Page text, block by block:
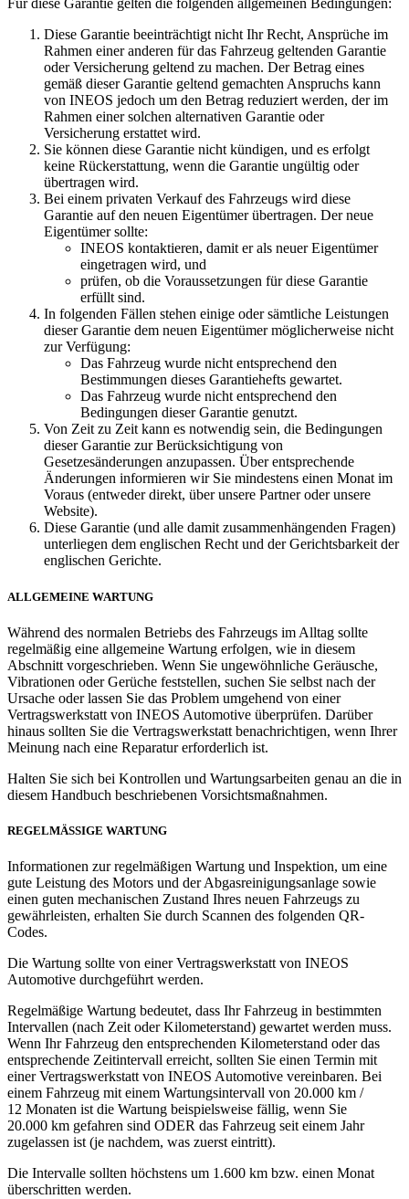
Für diese Garantie gelten die folgenden allgemeinen Bedingungen:
Diese Garantie beeinträchtigt nicht Ihr Recht, Ansprüche im
Rahmen einer anderen für das Fahrzeug geltenden Garantie
oder Versicherung geltend zu machen. Der Betrag eines
gemäß dieser Garantie geltend gemachten Anspruchs kann
von INEOS jedoch um den Betrag reduziert werden, der im
Rahmen einer solchen alternativen Garantie oder
Versicherung erstattet wird.
Sie können diese Garantie nicht kündigen, und es erfolgt
keine Rückerstattung, wenn die Garantie ungültig oder
übertragen wird.
Bei einem privaten Verkauf des Fahrzeugs wird diese
Garantie auf den neuen Eigentümer übertragen. Der neue
Eigentümer sollte:
INEOS kontaktieren, damit er als neuer Eigentümer
eingetragen wird, und
prüfen, ob die Voraussetzungen für diese Garantie
erfüllt sind.
In folgenden Fällen stehen einige oder sämtliche Leistungen
dieser Garantie dem neuen Eigentümer möglicherweise nicht
zur Verfügung:
Das Fahrzeug wurde nicht entsprechend den
Bestimmungen dieses Garantiehefts gewartet.
Das Fahrzeug wurde nicht entsprechend den
Bedingungen dieser Garantie genutzt.
Von Zeit zu Zeit kann es notwendig sein, die Bedingungen
dieser Garantie zur Berücksichtigung von
Gesetzesänderungen anzupassen. Über entsprechende
Änderungen informieren wir Sie mindestens einen Monat im
Voraus (entweder direkt, über unsere Partner oder unsere
Website).
Diese Garantie (und alle damit zusammenhängenden Fragen)
unterliegen dem englischen Recht und der Gerichtsbarkeit der
englischen Gerichte.
ALLGEMEINE WARTUNG
Während des normalen Betriebs des Fahrzeugs im Alltag sollte
regelmäßig eine allgemeine Wartung erfolgen, wie in diesem
Abschnitt vorgeschrieben. Wenn Sie ungewöhnliche Geräusche,
Vibrationen oder Gerüche feststellen, suchen Sie selbst nach der
Ursache oder lassen Sie das Problem umgehend von einer
Vertragswerkstatt von INEOS Automotive überprüfen. Darüber
hinaus sollten Sie die Vertragswerkstatt benachrichtigen, wenn Ihrer
Meinung nach eine Reparatur erforderlich ist.
Halten Sie sich bei Kontrollen und Wartungsarbeiten genau an die in
diesem Handbuch beschriebenen Vorsichtsmaßnahmen.
REGELMÄSSIGE WARTUNG
Informationen zur regelmäßigen Wartung und Inspektion, um eine
gute Leistung des Motors und der Abgasreinigungsanlage sowie
einen guten mechanischen Zustand Ihres neuen Fahrzeugs zu
gewährleisten, erhalten Sie durch Scannen des folgenden QR-
Codes.
Die Wartung sollte von einer Vertragswerkstatt von INEOS
Automotive durchgeführt werden.
Regelmäßige Wartung bedeutet, dass Ihr Fahrzeug in bestimmten
Intervallen (nach Zeit oder Kilometerstand) gewartet werden muss.
Wenn Ihr Fahrzeug den entsprechenden Kilometerstand oder das
entsprechende Zeitintervall erreicht, sollten Sie einen Termin mit
einer Vertragswerkstatt von INEOS Automotive vereinbaren. Bei
einem Fahrzeug mit einem Wartungsintervall von 20.000 km /
12 Monaten ist die Wartung beispielsweise fällig, wenn Sie
20.000 km gefahren sind ODER das Fahrzeug seit einem Jahr
zugelassen ist (je nachdem, was zuerst eintritt).
Die Intervalle sollten höchstens um 1.600 km bzw. einen Monat
überschritten werden.